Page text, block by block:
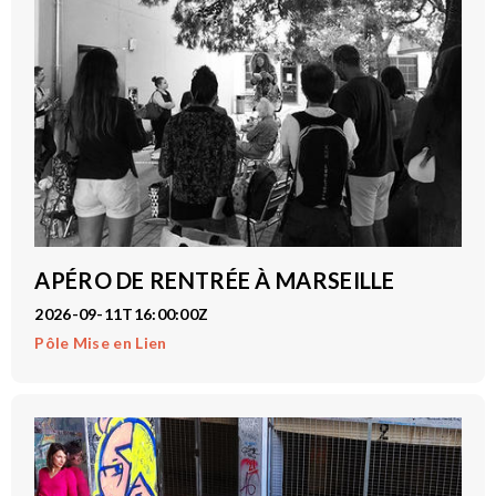
APÉRO DE RENTRÉE À MARSEILLE
2026-09-11T16:00:00Z
Pôle Mise en Lien